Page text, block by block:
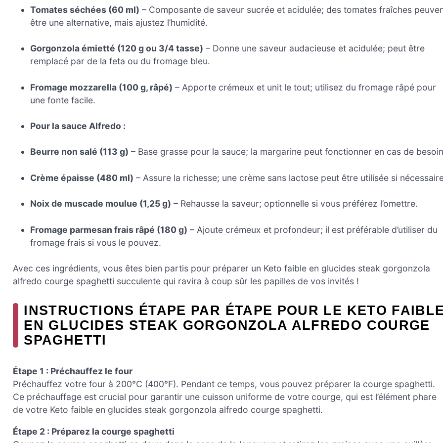
Tomates séchées (60 ml) – Composante de saveur sucrée et acidulée; des tomates fraîches
être une alternative, mais ajustez l’humidité.
Gorgonzola émietté (120 g ou 3/4 tasse) – Donne une saveur audacieuse et acidulée; peut être
remplacé par de la feta ou du fromage bleu.
Fromage mozzarella (100 g, râpé) – Apporte crémeux et unit le tout; utilisez du fromage râpé pour
une fonte facile.
Pour la sauce Alfredo :
Beurre non salé (113 g) – Base grasse pour la sauce; la margarine peut fonctionner en cas de
Crème épaisse (480 ml) – Assure la richesse; une crème sans lactose peut être utilisée si
Noix de muscade moulue (1,25 g) – Rehausse la saveur; optionnelle si vous préférez l’omettre.
Fromage parmesan frais râpé (180 g) – Ajoute crémeux et profondeur; il est préférable d’utiliser du
fromage frais si vous le pouvez.
Avec ces ingrédients, vous êtes bien partis pour préparer un Keto faible en glucides steak gorgonzola
alfredo courge spaghetti succulente qui ravira à coup sûr les papilles de vos invités !
INSTRUCTIONS ÉTAPE PAR ÉTAPE POUR LE KETO FAIBLE
EN GLUCIDES STEAK GORGONZOLA ALFREDO COURGE
SPAGHETTI
Étape 1 : Préchauffez le four
Préchauffez votre four à 200°C (400°F). Pendant ce temps, vous pouvez préparer la courge spaghetti.
Ce préchauffage est crucial pour garantir une cuisson uniforme de votre courge, qui est l’élément phare
de votre Keto faible en glucides steak gorgonzola alfredo courge spaghetti.
Étape 2 : Préparez la courge spaghetti